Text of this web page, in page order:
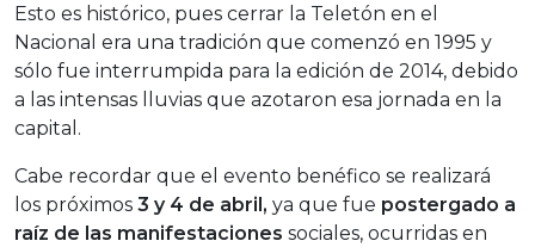
Esto es histórico, pues cerrar la Teletón en el
Nacional era una tradición que comenzó en 1995 y
sólo fue interrumpida para la edición de 2014, debido
a las intensas lluvias que azotaron esa jornada en la
capital.
Cabe recordar que el evento benéfico se realizará
los próximos 3 y 4 de abril, ya que fue postergado a
raíz de las manifestaciones sociales, ocurridas en